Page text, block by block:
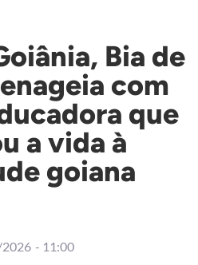
Bia de
com
que
a vida à
goiana
- 11:00